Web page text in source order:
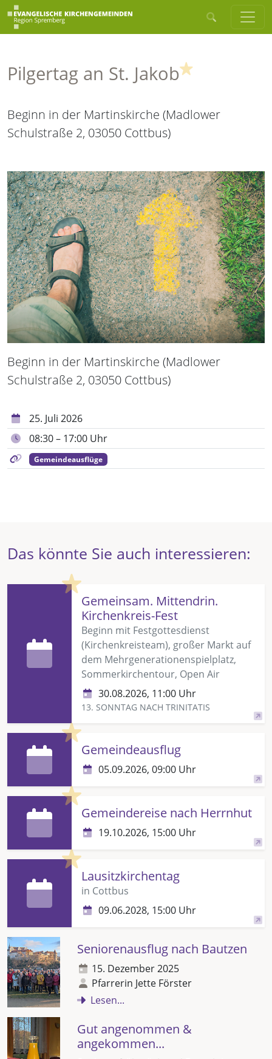
Pilgertag an St. Jakob
Beginn in der Martinskirche (Madlower
Schulstraße 2, 03050 Cottbus)
Beginn in der Martinskirche (Madlower
Schulstraße 2, 03050 Cottbus)
25. Juli 2026
08:30 – 17:00 Uhr
Gemeindeausflüge
Das könnte Sie auch interessieren:
Highlight
Gemeinsam. Mittendrin.
Kirchenkreis-Fest
Beginn mit Festgottesdienst
(Kirchenkreisteam), großer Markt auf
dem Mehrgenerationenspielplatz,
Sommerkirchentour, Open Air
30.08.2026, 11:00 Uhr
13. SONNTAG NACH TRINITATIS
Highlight
Gemeindeausflug
05.09.2026, 09:00 Uhr
Highlight
Gemeindereise nach Herrnhut
19.10.2026, 15:00 Uhr
Highlight
Lausitzkirchentag
in Cottbus
09.06.2028, 15:00 Uhr
Seniorenausflug nach Bautzen
15. Dezember 2025
Pfarrerin Jette Förster
Lesen...
Gut angenommen &
angekommen...